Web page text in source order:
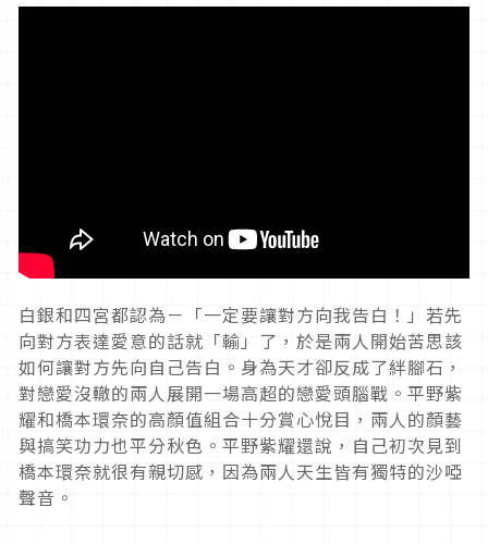
白銀和四宮都認為－「一定要讓對方向我告白！」若先
向對方表達愛意的話就「輸」了，於是兩人開始苦思該
如何讓對方先向自己告白。身為天才卻反成了絆腳石，
對戀愛沒轍的兩人展開一場高超的戀愛頭腦戰。平野紫
耀和橋本環奈的高顏值組合十分賞心悅目，兩人的顏藝
與搞笑功力也平分秋色。平野紫耀還說，自己初次見到
橋本環奈就很有親切感，因為兩人天生皆有獨特的沙啞
聲音。